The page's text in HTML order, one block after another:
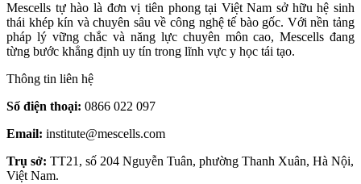
Mescells tự hào là đơn vị tiên phong tại Việt Nam sở hữu hệ sinh
thái khép kín và chuyên sâu về công nghệ tế bào gốc. Với nền tảng
pháp lý vững chắc và năng lực chuyên môn cao, Mescells đang
từng bước khẳng định uy tín trong lĩnh vực y học tái tạo.
Thông tin liên hệ
Số điện thoại: 0866 022 097
Email: institute@mescells.com
Trụ sở: TT21, số 204 Nguyễn Tuân, phường Thanh Xuân, Hà Nội,
Việt Nam.